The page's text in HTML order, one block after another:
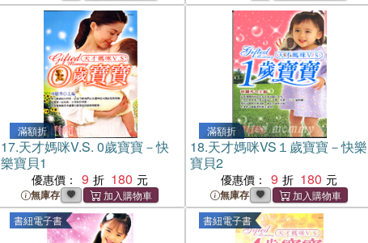
滿額折
17.天才媽咪V.S. 0歲寶寶－快
樂寶貝1
優惠價： 9 180
無庫存
滿額折
18.天才媽咪VS１歲寶寶－快樂
寶貝2
優惠價： 9 180
無庫存
書紐電子書 書紐電子書